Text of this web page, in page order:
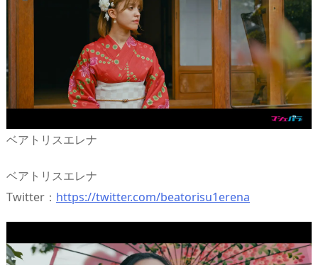
ベアトリスエレナ
ベアトリスエレナ
Twitter： https://twitter.com/beatorisu1erena